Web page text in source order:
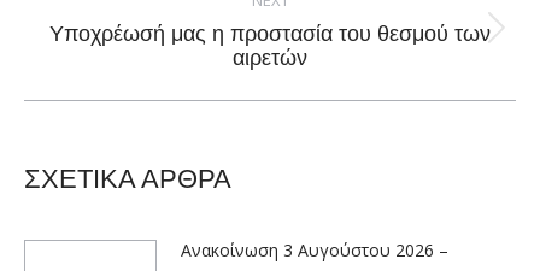
Next
Υποχρέωσή μας η προστασία του θεσμού των
αιρετών
ΣΧΕΤΙΚΑ ΑΡΘΡΑ
Ανακοίνωση 3 Αυγούστου 2026 –